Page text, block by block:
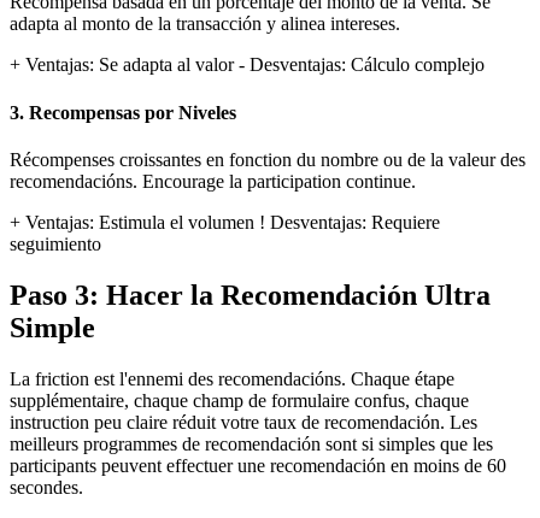
adapta al monto de la transacción y alinea intereses.
+ Ventajas: Se adapta al valor - Desventajas: Cálculo complejo
3. Recompensas por Niveles
Récompenses croissantes en fonction du nombre ou de la valeur des
recomendacións. Encourage la participation continue.
+ Ventajas: Estimula el volumen ! Desventajas: Requiere
seguimiento
Paso 3: Hacer la Recomendación Ultra
Simple
La friction est l'ennemi des recomendacións. Chaque étape
supplémentaire, chaque champ de formulaire confus, chaque
instruction peu claire réduit votre taux de recomendación. Les
meilleurs programmes de recomendación sont si simples que les
participants peuvent effectuer une recomendación en moins de 60
secondes.